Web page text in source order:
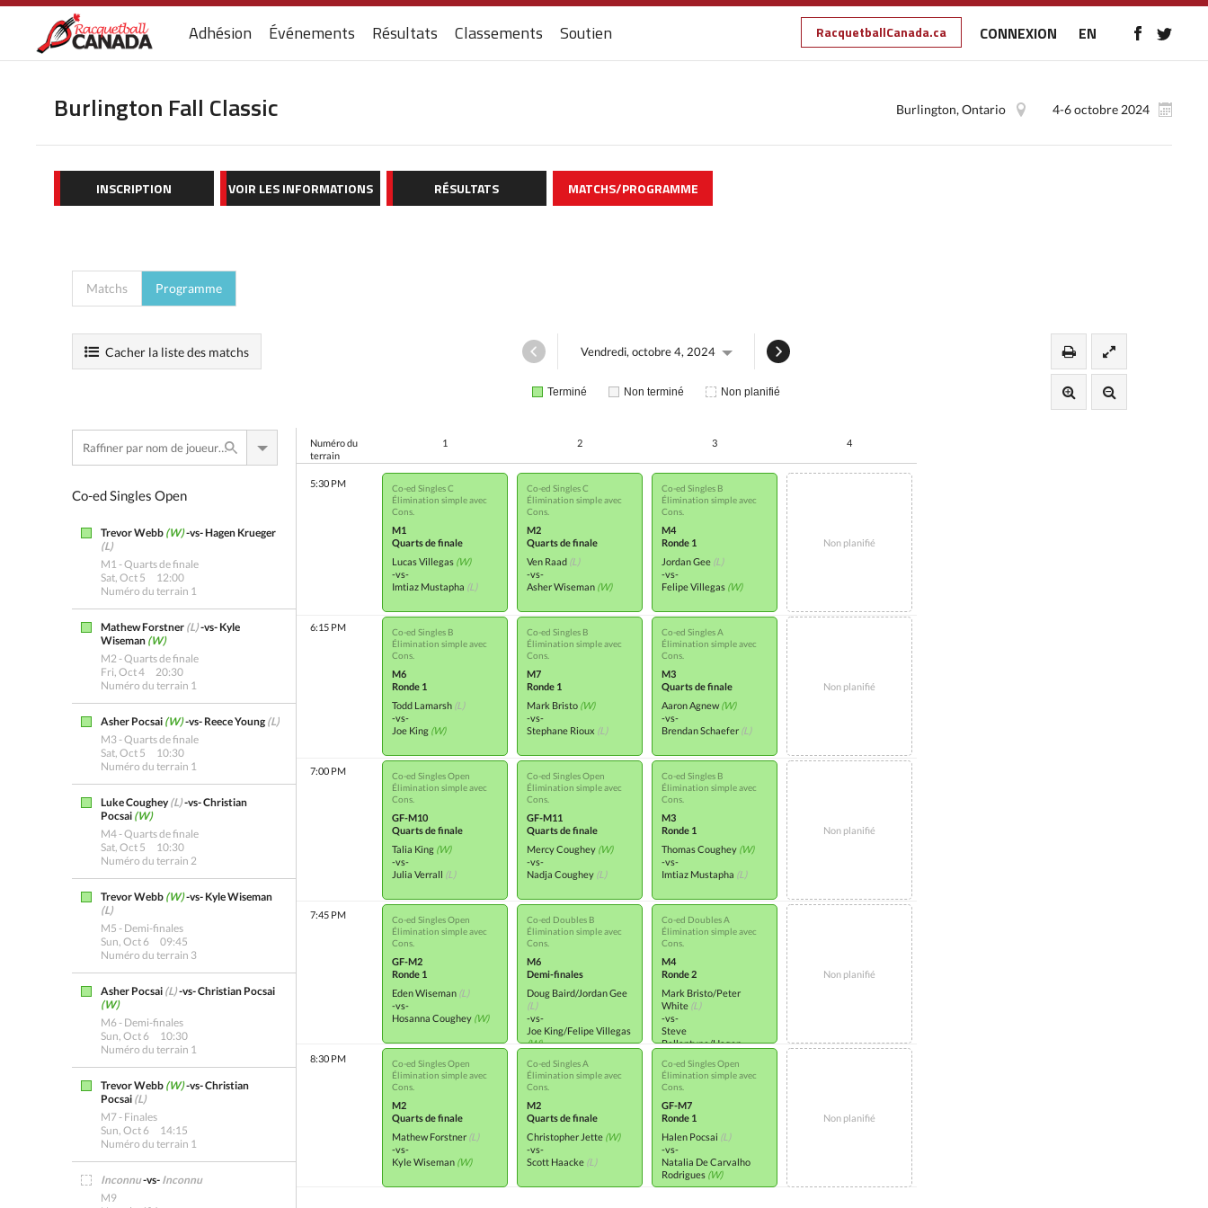
Adhésion Événements Résultats Classements Soutien RacquetballCanada.ca CONNEXION EN
Burlington Fall Classic 4-6 octobre 2024
Burlington, Ontario
INSCRIPTION VOIR LES INFORMATIONS RÉSULTATS MATCHS/PROGRAMME
Matchs Programme
Cacher la liste des matchs Vendredi, octobre 4, 2024
Terminé Non terminé Non planifié
Co-ed Singles Open
Trevor Webb (W)-vs- Hagen Krueger
(L)
M1 - Quarts de finale
Sat, Oct 5
12:00
Numéro du terrain 1
Mathew Forstner (L)-vs- Kyle
Wiseman (W)
M2 - Quarts de finale
Fri, Oct 4
20:30
Numéro du terrain 1
Asher Pocsai (W)-vs- Reece Young (L)
M3 - Quarts de finale
Sat, Oct 5
10:30
Numéro du terrain 1
Luke Coughey (L)-vs- Christian
Pocsai (W)
M4 - Quarts de finale
Sat, Oct 5
10:30
Numéro du terrain 2
Trevor Webb (W)-vs- Kyle Wiseman
(L)
M5 - Demi-finales
Sun, Oct 6
09:45
Numéro du terrain 3
Asher Pocsai (L)-vs- Christian Pocsai
(W)
M6 - Demi-finales
Sun, Oct 6
10:30
Numéro du terrain 1
Trevor Webb (W)-vs- Christian
Pocsai (L)
M7 - Finales
Sun, Oct 6
14:15
Numéro du terrain 1
Inconnu-vs- Inconnu
M9
Numéro du
terrain
5:30 PM
6:15 PM
7:00 PM
7:45 PM
8:30 PM
1
Co-ed Singles C
Élimination simple avec
Cons.
M1
Quarts de finale
Lucas Villegas (W)
-vs-
Imtiaz Mustapha (L)
Co-ed Singles B
Élimination simple avec
Cons.
M6
Ronde 1
Todd Lamarsh (L)
-vs-
Joe King (W)
Co-ed Singles Open
Élimination simple avec
Cons.
GF-M10
Quarts de finale
Talia King (W)
-vs-
Julia Verrall (L)
Co-ed Singles Open
Élimination simple avec
Cons.
GF-M2
Ronde 1
Eden Wiseman (L)
-vs-
Hosanna Coughey (W)
Co-ed Singles Open
Élimination simple avec
Cons.
M2
Quarts de finale
Mathew Forstner (L)
-vs-
Kyle Wiseman (W)
2
Co-ed Singles C
Élimination simple avec
Cons.
M2
Quarts de finale
Ven Raad (L)
-vs-
Asher Wiseman (W)
Co-ed Singles B
Élimination simple avec
Cons.
M7
Ronde 1
Mark Bristo (W)
-vs-
Stephane Rioux (L)
Co-ed Singles Open
Élimination simple avec
Cons.
GF-M11
Quarts de finale
Mercy Coughey (W)
-vs-
Nadja Coughey (L)
Co-ed Doubles B
Élimination simple avec
Cons.
M6
Demi-finales
Doug Baird/Jordan Gee
(L)
-vs-
Joe King/Felipe Villegas
(W)
Co-ed Singles A
Élimination simple avec
Cons.
M2
Quarts de finale
Christopher Jette (W)
-vs-
Scott Haacke (L)
3
Co-ed Singles B
Élimination simple avec
Cons.
M4
Ronde 1
Jordan Gee (L)
-vs-
Felipe Villegas (W)
Co-ed Singles A
Élimination simple avec
Cons.
M3
Quarts de finale
Aaron Agnew(W)
-vs-
Brendan Schaefer (L)
Co-ed Singles B
Élimination simple avec
Cons.
M3
Ronde 1
Thomas Coughey (W)
-vs-
Imtiaz Mustapha (L)
Co-ed Doubles A
Élimination simple avec
Cons.
M4
Ronde 2
Mark Bristo/Peter
White (L)
-vs-
Steve
Ballantyne/Hagen
Co-ed Singles Open
Élimination simple avec
Cons.
GF-M7
Ronde 1
Halen Pocsai (L)
-vs-
Natalia De Carvalho
Rodrigues (W)
4
Non planifié
Non planifié
Non planifié
Non planifié
Non planifié